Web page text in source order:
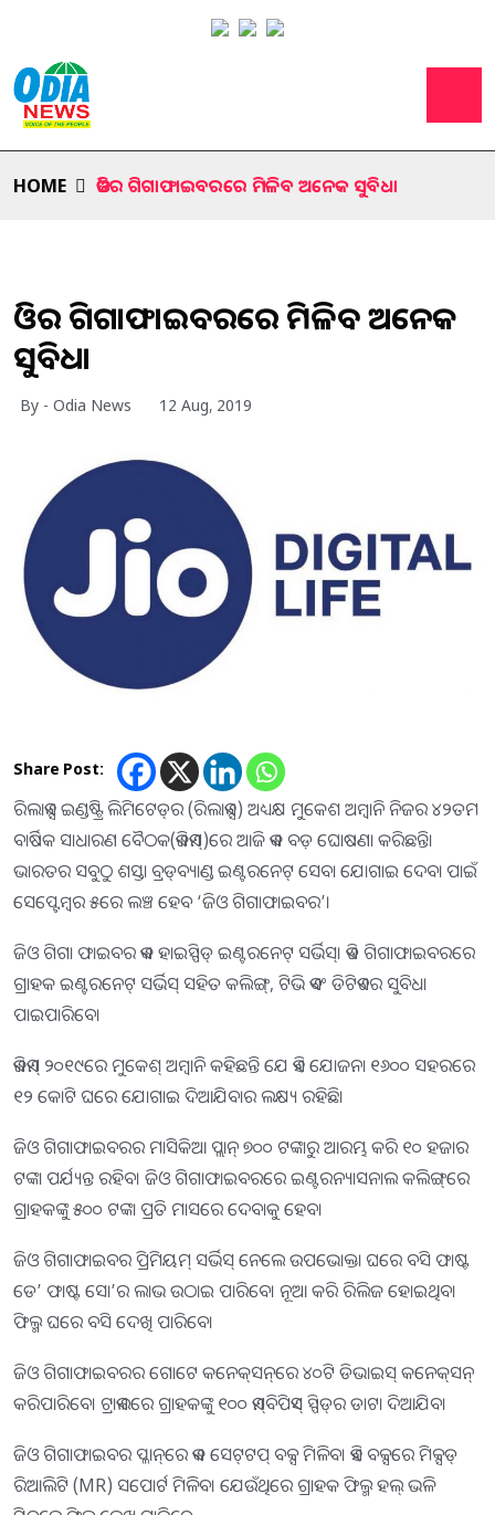
HOME ଜିଓର ଗିଗାଫାଇବରରେ ମିଳିବ ଅନେକ ସୁବିଧା
ଜିଓର ଗିଗାଫାଇବରରେ ମିଳିବ ଅନେକ
ସୁବିଧା
By - Odia News 12 Aug, 2019
Share Post:
ରିଲାଏନ୍ସ ଇଣ୍ଡଷ୍ଟ୍ରି ଲିମିଟେଡ୍‌ର (ରିଲାଏନ୍ସ) ଅଧ୍ୟକ୍ଷ ମୁକେଶ ଅମ୍ବାନି ନିଜର ୪୨ତମ
ବାର୍ଷିକ ସାଧାରଣ ବୈଠକ(ଏଜିଏମ୍‌)ରେ ଆଜି ଏକ ବଡ଼ ଘୋଷଣା କରିଛନ୍ତି।
ଭାରତର ସବୁଠୁ ଶସ୍ତା ବ୍ରଡ୍‌ବ୍ୟାଣ୍ଡ ଇଣ୍ଟରନେଟ୍ ସେବା ଯୋଗାଇ ଦେବା ପାଇଁ
ସେପ୍ଟେମ୍ବର ୫ରେ ଲଞ୍ଚ ହେବ ‘ଜିଓ ଗିଗାଫାଇବର’।
ଜିଓ ଗିଗା ଫାଇବର ଏକ ହାଇସ୍ପିଡ୍ ଇଣ୍ଟରନେଟ୍ ସର୍ଭିସ୍‌। ଏଡି ଗିଗାଫାଇବରରେ
ଗ୍ରାହକ ଇଣ୍ଟରନେଟ୍ ସର୍ଭିସ୍‌ ସହିତ କଲିଙ୍ଗ୍, ଟିଭି ଏବଂ ଡିଟିଏଚର ସୁବିଧା
ପାଇପାରିବେ।
ଏଜିଏମ୍‌ ୨୦୧୯ରେ ମୁକେଶ୍ ଅମ୍ବାନି କହିଛନ୍ତି ଯେ ଏହି ଯୋଜନା ୧୬୦୦ ସହରରେ
୧୨ କୋଟି ଘରେ ଯୋଗାଇ ଦିଆଯିବାର ଲକ୍ଷ୍ୟ ରହିଛି।
ଜିଓ ଗିଗାଫାଇବରର ମାସିକିଆ ପ୍ଲାନ୍ ୭୦୦ ଟଙ୍କାରୁ ଆରମ୍ଭ କରି ୧୦ ହଜାର
ଟଙ୍କା ପର୍ଯ୍ୟନ୍ତ ରହିବ। ଜିଓ ଗିଗାଫାଇବରରେ ଇଣ୍ଟରନ୍ୟାସନାଲ କଲିଙ୍ଗ୍‌ରେ
ଗ୍ରାହକଙ୍କୁ ୫୦୦ ଟଙ୍କା ପ୍ରତି ମାସରେ ଦେବାକୁ ହେବ।
ଜିଓ ଗିଗାଫାଇବର ପ୍ରିମିୟମ୍‌ ସର୍ଭିସ୍‌ ନେଲେ ଉପଭୋକ୍ତା ଘରେ ବସି ଫାଷ୍ଟ
ଡେ’ ଫାଷ୍ଟ ସୋ’ର ଲାଭ ଉଠାଇ ପାରିବେ। ନୂଆ କରି ରିଲିଜ ହୋଇଥିବା
ଫିଲ୍ମ ଘରେ ବସି ଦେଖି ପାରିବେ।
ଜିଓ ଗିଗାଫାଇବରର ଗୋଟେ କନେକ୍‌ସନ୍‌ରେ ୪୦ଟି ଡିଭାଇସ୍ କନେକ୍‌ସନ୍‌
କରିପାରିବେ। ଟ୍ରାଏଲରେ ଗ୍ରାହକଙ୍କୁ ୧୦୦ ଏମ୍‌ବିପିଏସ୍‌ ସ୍ପିଡ୍‌ର ଡାଟା ଦିଆଯିବ।
ଜିଓ ଗିଗାଫାଇବର ପ୍ଳାନ୍‌ରେ ଏକ ସେଟ୍‌ଟପ୍‌ ବକ୍ସ ମିଳିବ। ଏହି ବକ୍ସରେ ମିକ୍ସଡ୍
ରିଆଲିଟି (MR) ସପୋର୍ଟ ମିଳିବ। ଯେଉଁଥିରେ ଗ୍ରାହକ ଫିଲ୍ମ ହଲ୍ ଭଳି